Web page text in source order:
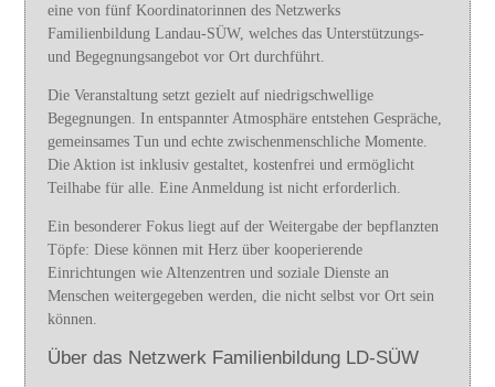
eine von fünf Koordinatorinnen des Netzwerks
Familienbildung Landau-SÜW, welches das Unterstützungs-
und Begegnungsangebot vor Ort durchführt.
Die Veranstaltung setzt gezielt auf niedrigschwellige
Begegnungen. In entspannter Atmosphäre entstehen Gespräche,
gemeinsames Tun und echte zwischenmenschliche Momente.
Die Aktion ist inklusiv gestaltet, kostenfrei und ermöglicht
Teilhabe für alle. Eine Anmeldung ist nicht erforderlich.
Ein besonderer Fokus liegt auf der Weitergabe der bepflanzten
Töpfe: Diese können mit Herz über kooperierende
Einrichtungen wie Altenzentren und soziale Dienste an
Menschen weitergegeben werden, die nicht selbst vor Ort sein
können.
Über das Netzwerk Familienbildung LD-SÜW